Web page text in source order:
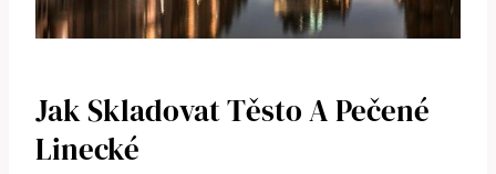
Jak Skladovat Těsto A Pečené
Linecké